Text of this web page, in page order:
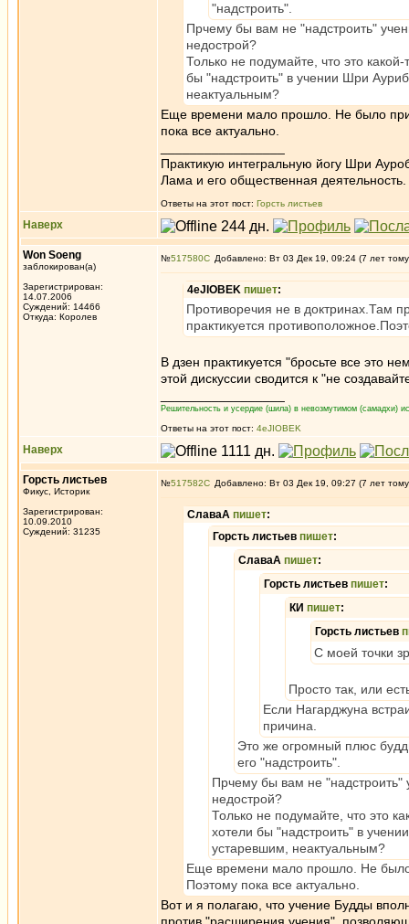
"надстроить".
Прчему бы вам не "надстроить"
недострой?
Только не подумайте, что это
бы "надстроить" в учении Шри
неактуальным?
Еще времени мало прошло. Не было
пока все актуально.
Практикую интегральную йогу Шри
Лама и его общественная деятельность.
Ответы на этот пост: Горсть листьев
Наверх
Won Soeng
заблокирован(а)
Зарегистрирован:
14.07.2006
Суждений: 14466
Откуда: Королев
№517580 Добавлено: Вт 03 Дек 19, 09:24 (7 лет
4eJIOBEK пишет:
Противоречия не в доктринах.Там
практикуется
В дзен практикуется "бросьте все это
этой дискуссии сводится к "не
Решительность и усердие (шила) в невозмутимом (самадхи)
Ответы на этот пост: 4eJIOBEK
Наверх
Горсть листьев
Фикус, Историк
Зарегистрирован:
10.09.2010
Суждений: 31235
№517582 Добавлено: Вт 03 Дек 19, 09:27 (7 лет
СлаваА пишет:
Горсть листьев пишет:
СлаваА пишет:
Горсть листьев пишет:
КИ пишет:
Горсть листьев
С моей точки
Просто так, или
Если Нагарджуна
причина.
Это же огромный плюс
его "надстроить".
Прчему бы вам не "надстроить"
недострой?
Только не подумайте, что это
хотели бы "надстроить" в
устаревшим, неактуальным?
Еще времени мало прошло. Не было
Поэтому пока все актуально.
Вот и я полагаю, что учение Будды